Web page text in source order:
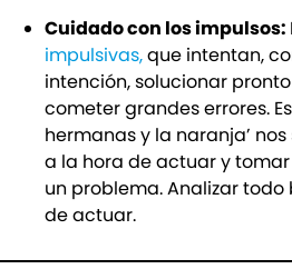
Cuidado con los impulsos:
impulsivas,que intentan,
intención, solucionar
cometer grandes errores.
hermanas y la naranja’
a la hora de actuar y
un problema. Analizar
de actuar.